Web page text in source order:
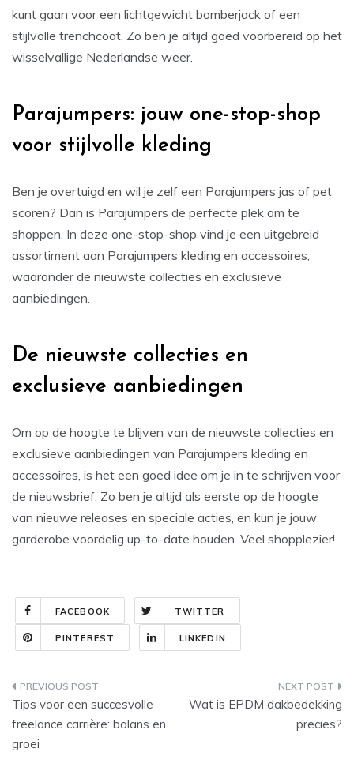
kunt gaan voor een lichtgewicht bomberjack of een
stijlvolle trenchcoat. Zo ben je altijd goed voorbereid op het
wisselvallige Nederlandse weer.
Parajumpers: jouw one-stop-shop
voor stijlvolle kleding
Ben je overtuigd en wil je zelf een Parajumpers jas of pet
scoren? Dan is Parajumpers de perfecte plek om te
shoppen. In deze one-stop-shop vind je een uitgebreid
assortiment aan Parajumpers kleding en accessoires,
waaronder de nieuwste collecties en exclusieve
aanbiedingen.
De nieuwste collecties en
exclusieve aanbiedingen
Om op de hoogte te blijven van de nieuwste collecties en
exclusieve aanbiedingen van Parajumpers kleding en
accessoires, is het een goed idee om je in te schrijven voor
de nieuwsbrief. Zo ben je altijd als eerste op de hoogte
van nieuwe releases en speciale acties, en kun je jouw
garderobe voordelig up-to-date houden. Veel shopplezier!
FACEBOOK TWITTER
PINTEREST LINKEDIN
Post
navigation
Tips voor een succesvolle
freelance carrière: balans en
groei
Wat is EPDM dakbedekking
precies?